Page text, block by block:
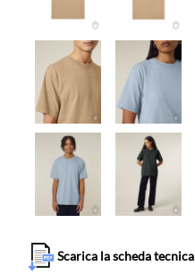
Scarica la scheda